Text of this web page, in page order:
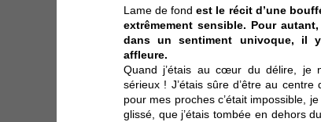
Lame de fond est le récit d’une
extrêmement sensible. Pour
dans un sentiment univoque, il
affleure.
Quand j’étais au cœur du délire, je
sérieux ! J’étais sûre d’être au
pour mes proches c’était impossible,
glissé, que j’étais tombée en dehors